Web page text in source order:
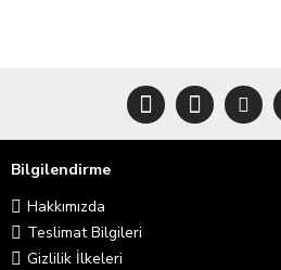
Bilgilendirme
Hakkımızda
Teslimat Bilgileri
Gizlilik İlkeleri